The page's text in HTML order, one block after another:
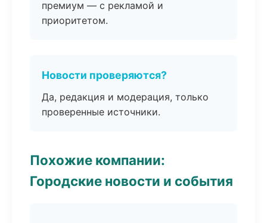
премиум — с рекламой и
приоритетом.
Новости проверяются?
Да, редакция и модерация, только
проверенные источники.
Похожие компании:
Городские новости и события